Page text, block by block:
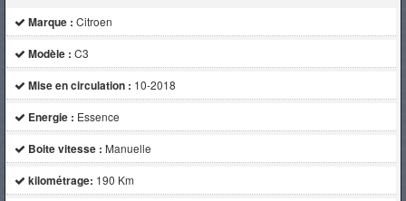
Marque : Citroen
Modèle : C3
Mise en circulation : 10-2018
Energie : Essence
Boite vitesse : Manuelle
kilométrage: 190 Km